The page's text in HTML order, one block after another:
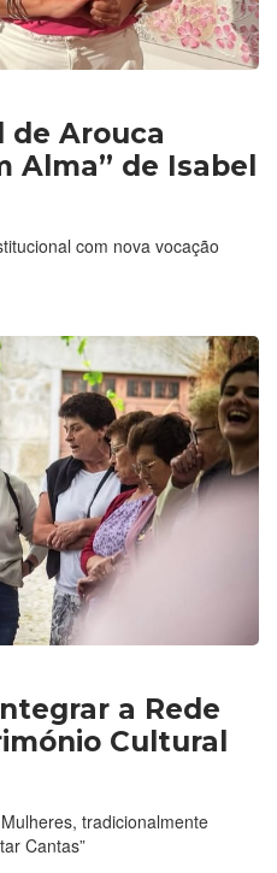
de Arouca
Alma” de Isabel
com nova vocação
a Rede
Cultural
tradicionalmente
Cantas”